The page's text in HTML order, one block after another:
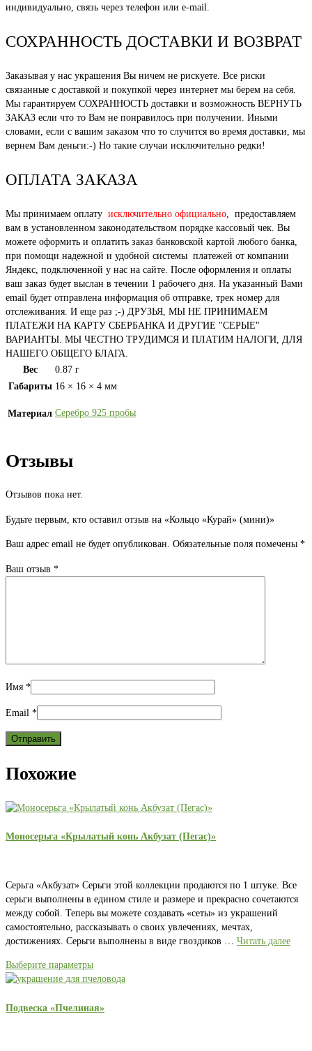
индивидуально, связь через телефон или e-mail.
СОХРАННОСТЬ ДОСТАВКИ И ВОЗВРАТ
Заказывая у нас украшения Вы ничем не рискуете. Все риски
связанные с доставкой и покупкой через интернет мы берем на себя.
Мы гарантируем СОХРАННОСТЬ доставки и возможность ВЕРНУТЬ
ЗАКАЗ если что то Вам не понравилось при получении. Иными
словами, если с вашим заказом что то случится во время доставки, мы
вернем Вам деньги:-) Но такие случаи исключительно редки!
ОПЛАТА ЗАКАЗА
Мы принимаем оплату исключительно официально, предоставляем
вам в установленном законодательством порядке кассовый чек. Вы
можете оформить и оплатить заказ банковской картой любого банка,
при помощи надежной и удобной системы платежей от компании
Яндекс, подключенной у нас на сайте. После оформления и оплаты
ваш заказ будет выслан в течении 1 рабочего дня. На указанный Вами
email будет отправлена информация об отправке, трек номер для
отслеживания. И еще раз ;-) ДРУЗЬЯ, МЫ НЕ ПРИНИМАЕМ
ПЛАТЕЖИ НА КАРТУ СБЕРБАНКА И ДРУГИЕ "СЕРЫЕ"
ВАРИАНТЫ. МЫ ЧЕСТНО ТРУДИМСЯ И ПЛАТИМ НАЛОГИ, ДЛЯ
НАШЕГО ОБЩЕГО БЛАГА.
Вес
0.87 г
Габариты 16 × 16 × 4 мм
Материал Серебро 925 пробы
Отзывы
Отзывов пока нет.
Будьте первым, кто оставил отзыв на «Кольцо «Курай» (мини)»
Ваш адрес email не будет опубликован. Обязательные поля помечены *
Ваш отзыв *
Имя *
Email *
Похожие
Моносерьга «Крылатый конь Акбузат (Пегас)»
Серьга «Акбузат» Серьги этой коллекции продаются по 1 штуке. Все
серьги выполнены в едином стиле и размере и прекрасно сочетаются
между собой. Теперь вы можете создавать «сеты» из украшений
самостоятельно, рассказывать о своих увлечениях, мечтах,
достижениях. Серьги выполнены в виде гвоздиков … Читать далее
Выберите параметры
Подвеска «Пчелиная»